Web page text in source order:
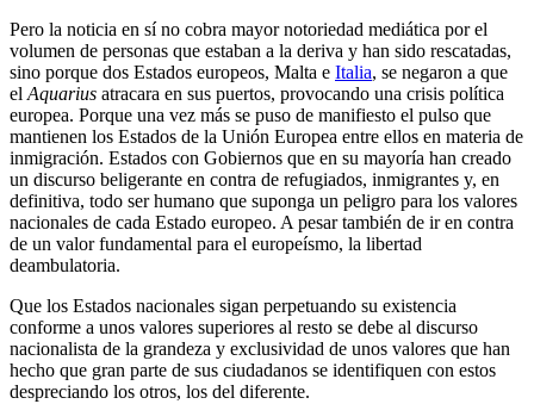
Pero la noticia en sí no cobra mayor notoriedad mediática por el
volumen de personas que estaban a la deriva y han sido rescatadas,
sino porque dos Estados europeos, Malta e Italia, se negaron a que
el Aquarius atracara en sus puertos, provocando una crisis política
europea. Porque una vez más se puso de manifiesto el pulso que
mantienen los Estados de la Unión Europea entre ellos en materia de
inmigración. Estados con Gobiernos que en su mayoría han creado
un discurso beligerante en contra de refugiados, inmigrantes y, en
definitiva, todo ser humano que suponga un peligro para los valores
nacionales de cada Estado europeo. A pesar también de ir en contra
de un valor fundamental para el europeísmo, la libertad
deambulatoria.
Que los Estados nacionales sigan perpetuando su existencia
conforme a unos valores superiores al resto se debe al discurso
nacionalista de la grandeza y exclusividad de unos valores que han
hecho que gran parte de sus ciudadanos se identifiquen con estos
despreciando los otros, los del diferente.